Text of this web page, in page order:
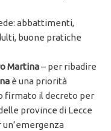
abbattimenti,
buone pratiche
Martina– per ribadire
è una priorità
firmato il decreto per
province di Lecce